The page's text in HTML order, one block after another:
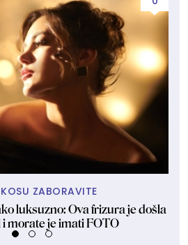
ZABORAVITE
luksuzno: Ova frizura je došla
morate je imati FOTO